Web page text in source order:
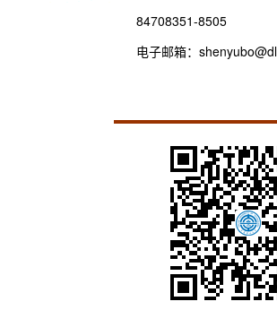
84708351-8505
电子邮箱：